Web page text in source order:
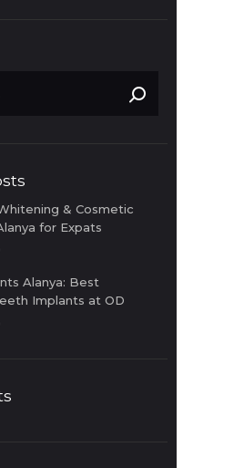
& Cosmetic
for Expats
Alanya: Best
Implants at OD